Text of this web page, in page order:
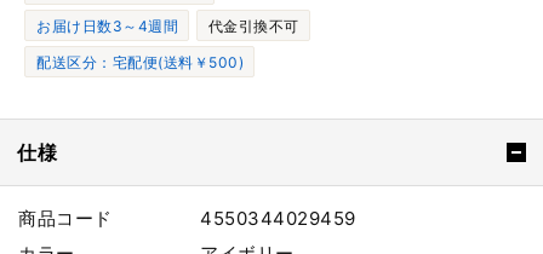
お届け日数3～4週間
代金引換不可
配送区分：宅配便(送料￥500)
仕様
商品コード
4550344029459